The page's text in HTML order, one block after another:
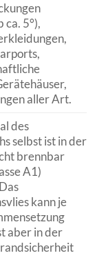
ca. 5°),
aller Art.
des
selbst ist in der
brennbar
A1)
kann je
aber in der